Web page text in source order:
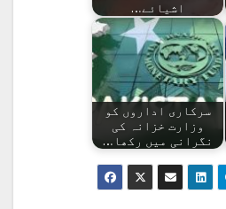
اشیائے…
سرکاری اداروں کو
وزارت خزانہ کی
نگرانی میں رکھا…